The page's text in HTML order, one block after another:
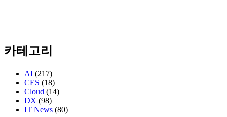
카테고리
AI (217)
CES (18)
Cloud (14)
DX (98)
IT News (80)